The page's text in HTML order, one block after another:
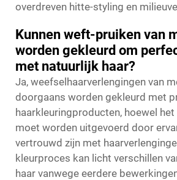
overdreven hitte-styling en
Kunnen weft-pruiken van
worden gekleurd om
met natuurlijk haar?
Ja, weefselhaarverlengingen van
doorgaans worden gekleurd met
haarkleuringproducten, hoewel
moet worden uitgevoerd door
vertrouwd zijn met
kleurproces kan licht verschillen
haar vanwege eerdere